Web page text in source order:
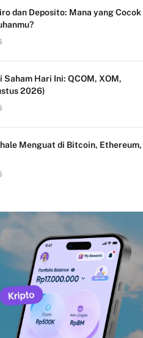
dan Deposito: Mana yang Cocok
Saham Hari Ini: QCOM, XOM,
2026)
Menguat di Bitcoin, Ethereum,